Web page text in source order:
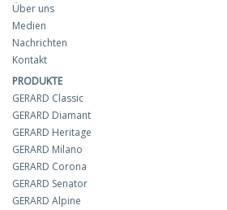
Über uns
Medien
Nachrichten
Kontakt
PRODUKTE
GERARD Classic
GERARD Diamant
GERARD Heritage
GERARD Milano
GERARD Corona
GERARD Senator
GERARD Alpine